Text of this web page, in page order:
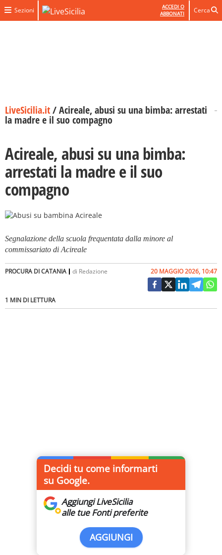
Sezioni
ACCEDI O
ABBONATI
Cerca
LiveSicilia.it/Acireale, abusi su una bimba: arrestati
la madre e il suo compagno
Acireale, abusi su una bimba:
arrestati la madre e il suo
compagno
Segnalazione della scuola frequentata dalla minore al
commissariato di Acireale
PROCURA DI CATANIA di Redazione
1 MIN DI LETTURA
20 MAGGIO 2026, 10:47
Decidi tu come informarti
su Google.
Aggiungi LiveSicilia
alle tue Fonti preferite
AGGIUNGI